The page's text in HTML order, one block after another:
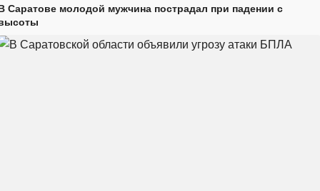
Саратове молодой мужчина пострадал при падении с